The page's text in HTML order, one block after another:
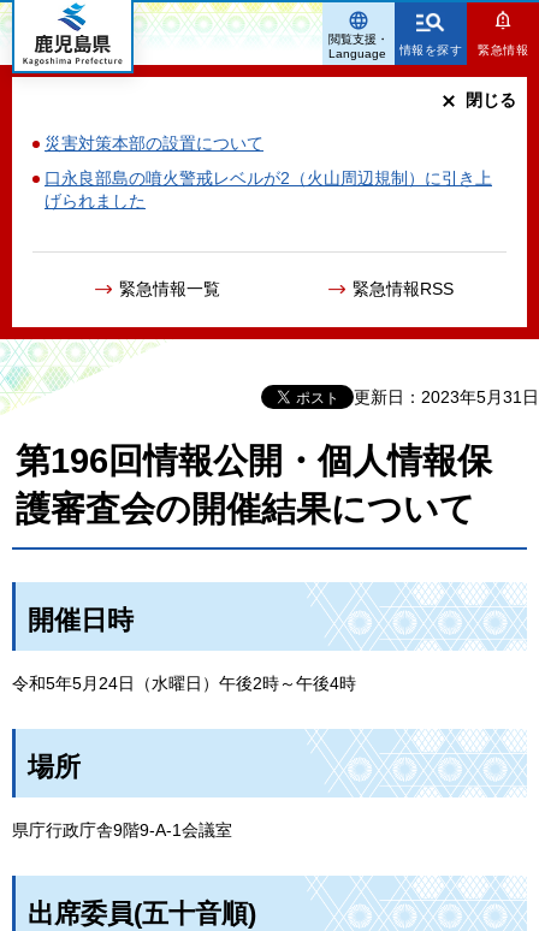
鹿児島県
情報を探す 緊急情報
災害対策本部の設置について
口永良部島の噴火警戒レベルが2（火山周辺規制）に引き上
げられました
緊急情報一覧 緊急情報RSS
閉じる
閲覧支援・
Language
更新日：2023年5月31日
第196回情報公開・個人情報保
護審査会の開催結果について
開催日時
令和5年5月24日（水曜日）午後2時～午後4時
場所
県庁行政庁舎9階9-A-1会議室
出席委員(五十音順)